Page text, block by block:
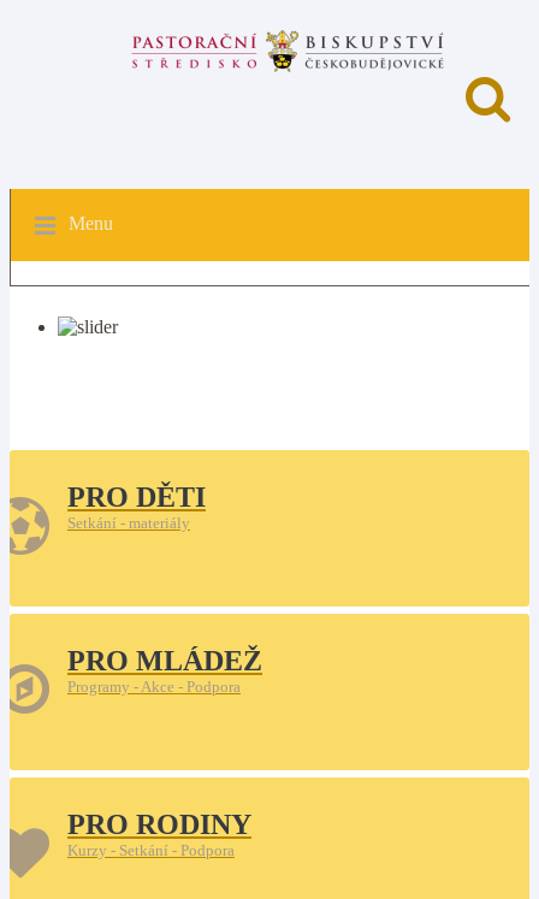
Menu
PRO DĚTI
Setkání - materiály
PRO MLÁDEŽ
Programy - Akce - Podpora
PRO RODINY
Kurzy - Setkání - Podpora